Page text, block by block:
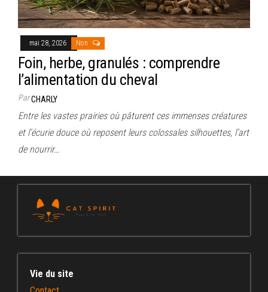
mai 28, 2026 Non
Foin, herbe, granulés : comprendre
l’alimentation du cheval
ParCHARLY
Entre les vastes prairies où pâturent ces immenses créatures
et l’écurie douce où reposent leurs colossales silhouettes, l’art
de nourrir…
Vie du site